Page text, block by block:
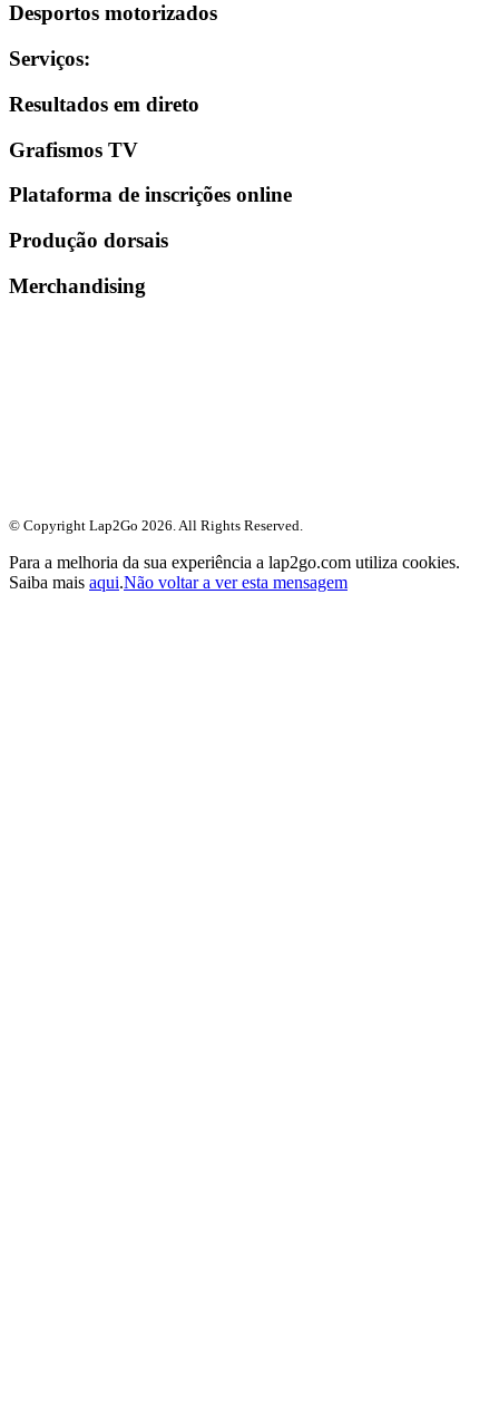
Desportos motorizados
Serviços:
Resultados em direto
Grafismos TV
Plataforma de inscrições online
Produção dorsais
Merchandising
© Copyright Lap2Go 2026. All Rights Reserved.
Para a melhoria da sua experiência a lap2go.com utiliza cookies.
Saiba mais aqui.Não voltar a ver esta mensagem